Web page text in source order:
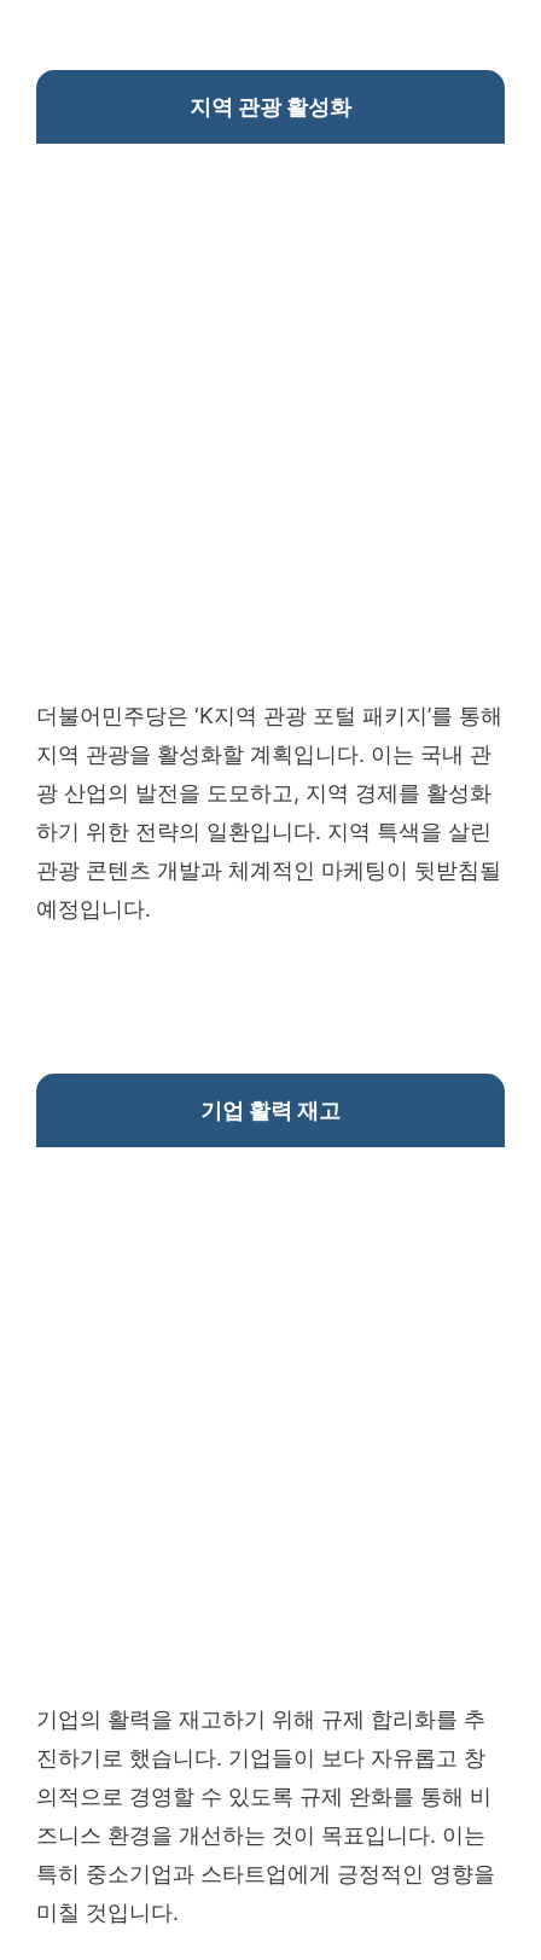
지역 관광 활성화
더불어민주당은 ‘K지역 관광 포털 패키지’를 통해
지역 관광을 활성화할 계획입니다. 이는 국내 관
광 산업의 발전을 도모하고, 지역 경제를 활성화
하기 위한 전략의 일환입니다. 지역 특색을 살린
관광 콘텐츠 개발과 체계적인 마케팅이 뒷받침될
예정입니다.
기업 활력 재고
기업의 활력을 재고하기 위해 규제 합리화를 추
진하기로 했습니다. 기업들이 보다 자유롭고 창
의적으로 경영할 수 있도록 규제 완화를 통해 비
즈니스 환경을 개선하는 것이 목표입니다. 이는
특히 중소기업과 스타트업에게 긍정적인 영향을
미칠 것입니다.